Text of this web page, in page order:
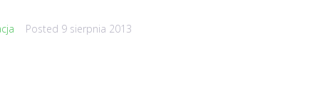
Posted 9 sierpnia 2013